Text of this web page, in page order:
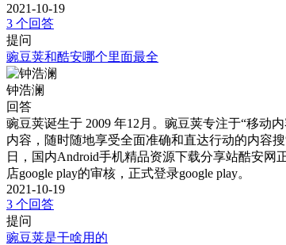
2021-10-19
3 个回答
提问
豌豆荚和酷安哪个里面最全
钟浩澜
回答
豌豆荚诞生于 2009 年12月。豌豆荚专注于“移动
内容，随时随地享受全面准确和直达行动的内容
日，国内Android手机精品资源下载分享站酷安
店google play的审核，正式登录google play。
2021-10-19
3 个回答
提问
豌豆荚是干啥用的